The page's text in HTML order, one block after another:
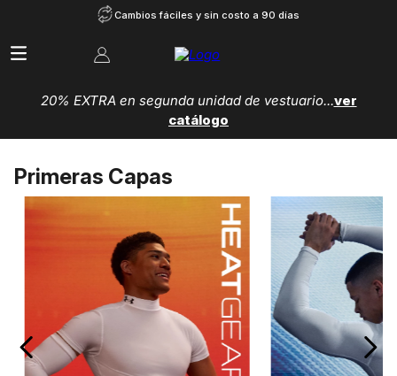
Cambios fáciles y sin costo a 90 días
20% EXTRA en segunda unidad de vestuario...ver
catálogo
Primeras Capas